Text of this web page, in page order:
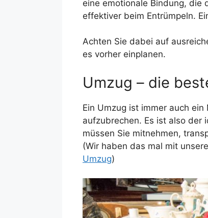
eine emotionale Bindung, die
effektiver beim Entrümpeln.
Achten Sie dabei auf
es vorher einplanen.
Umzug – die
Ein Umzug ist immer auch
aufzubrechen. Es ist also der
müssen Sie mitnehmen,
(Wir haben das mal mit
Umzug)